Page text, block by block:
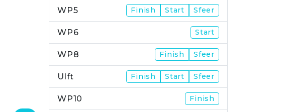
WP5 Finish Start Sfeer
WP6 Start
WP8 Finish Sfeer
Ulft Finish Start Sfeer
WP10 Finish